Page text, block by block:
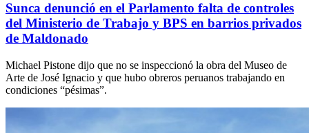
Sunca denunció en el Parlamento falta de controles
del Ministerio de Trabajo y BPS en barrios privados
de Maldonado
Michael Pistone dijo que no se inspeccionó la obra del Museo de
Arte de José Ignacio y que hubo obreros peruanos trabajando en
condiciones “pésimas”.